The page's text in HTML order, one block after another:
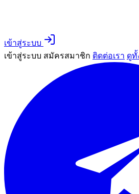
เข้าสู่ระบบ
เข้าสู่ระบบ สมัครสมาชิก ติดต่อเรา ดูทั้